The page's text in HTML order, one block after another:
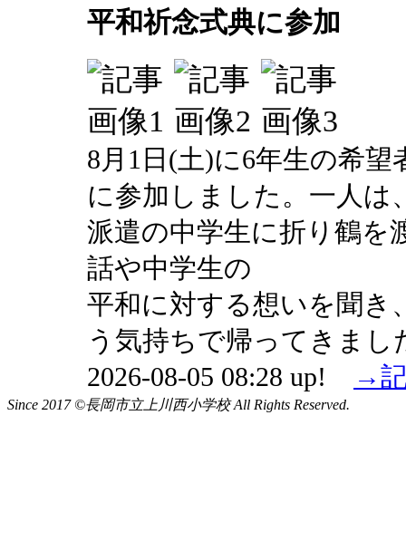
平和祈念式典に参加
8月1日(土)に6年生の希
に参加しました。一人は
派遣の中学生に折り鶴を
話や中学生の
平和に対する想いを聞き
う気持ちで帰ってきまし
2026-08-05 08:28 up!
→
Since 2017 ©長岡市立上川西小学校 All Rights Reserved.